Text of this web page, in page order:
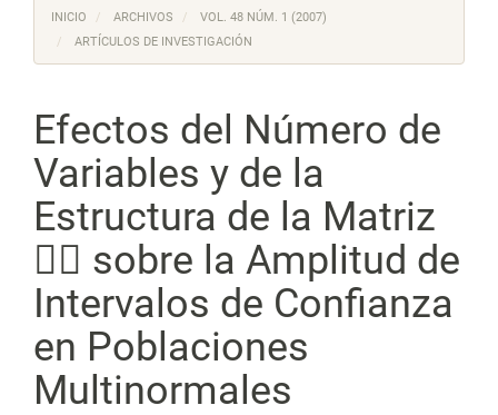
INICIO ARCHIVOS
VOL. 48 NÚM. 1 (2007)
ARTÍCULOS DE INVESTIGACIÓN
Efectos del Número de
Variables y de la
Estructura de la Matriz
 sobre la Amplitud de
Intervalos de Confianza
en Poblaciones
Multinormales